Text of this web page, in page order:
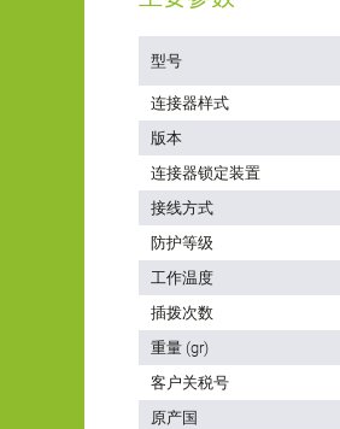
型号
连接器样式
版本
连接器锁定装置
接线方式
防护等级
工作温度
插拨次数
重量 (gr)
客户关税号
原产国